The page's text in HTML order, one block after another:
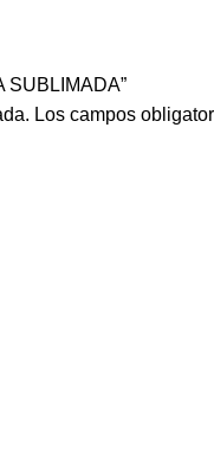
SUBLIMADA”
Los campos